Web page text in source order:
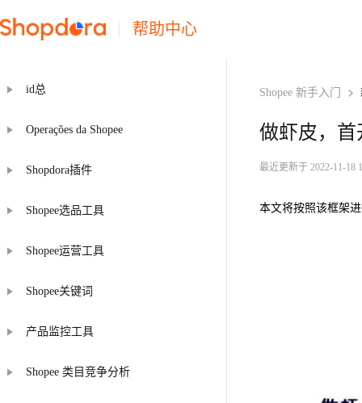
帮助中心
id总
Operações da Shopee
Shopdora插件
Shopee选品工具
Shopee运营工具
Shopee关键词
产品监控工具
Shopee 类目竞争分析
Shopee 新手入门
做虾皮，
最近更新于 2022-11-18
本文将按照该框架